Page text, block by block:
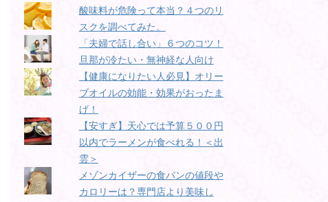
酸味料が危険って本当？４つのリ
スクを調べてみた。
「夫婦で話し合い」６つのコツ！
旦那が冷たい・無神経な人向け
【健康になりたい人必見】オリー
ブオイルの効能・効果がおったま
げ！
【安すぎ】天心では予算５００円
以内でラーメンが食べれる！＜出
雲＞
メゾンカイザーの食パンの値段や
カロリーは？専門店より美味し